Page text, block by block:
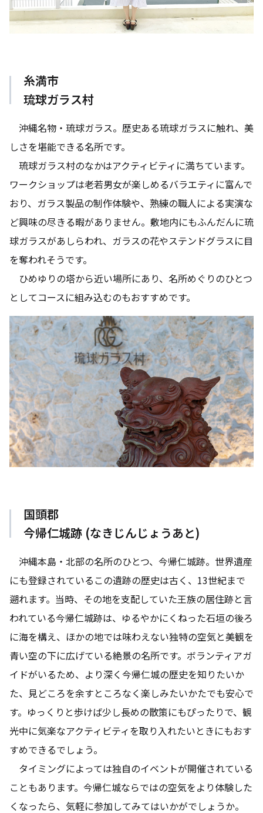
糸満市
琉球ガラス村
沖縄名物・琉球ガラス。歴史ある琉球ガラスに触れ、美
しさを堪能できる名所です。
琉球ガラス村のなかはアクティビティに満ちています。
ワークショップは老若男女が楽しめるバラエティに富んで
おり、ガラス製品の制作体験や、熟練の職人による実演な
ど興味の尽きる暇がありません。敷地内にもふんだんに琉
球ガラスがあしらわれ、ガラスの花やステンドグラスに目
を奪われそうです。
ひめゆりの塔から近い場所にあり、名所めぐりのひとつ
としてコースに組み込むのもおすすめです。
国頭郡
今帰仁城跡 (なきじんじょうあと)
沖縄本島・北部の名所のひとつ、今帰仁城跡。世界遺産
にも登録されているこの遺跡の歴史は古く、13世紀まで
遡れます。当時、その地を支配していた王族の居住跡と言
われている今帰仁城跡は、ゆるやかにくねった石垣の後ろ
に海を構え、ほかの地では味わえない独特の空気と美観を
青い空の下に広げている絶景の名所です。ボランティアガ
イドがいるため、より深く今帰仁城の歴史を知りたいか
た、見どころを余すところなく楽しみたいかたでも安心で
す。ゆっくりと歩けば少し長めの散策にもぴったりで、観
光中に気楽なアクティビティを取り入れたいときにもおす
すめできるでしょう。
タイミングによっては独自のイベントが開催されている
こともあります。今帰仁城ならではの空気をより体験した
くなったら、気軽に参加してみてはいかがでしょうか。